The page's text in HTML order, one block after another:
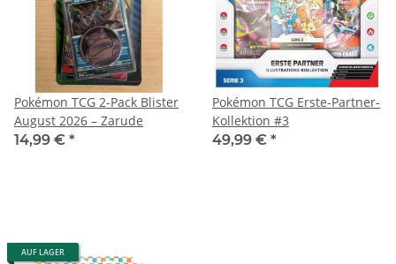
Pokémon TCG 2-Pack Blister
August 2026 – Zarude
14,99 € *
Pokémon TCG Erste-Partner-
Kollektion #3
49,99 € *
AUF LAGER